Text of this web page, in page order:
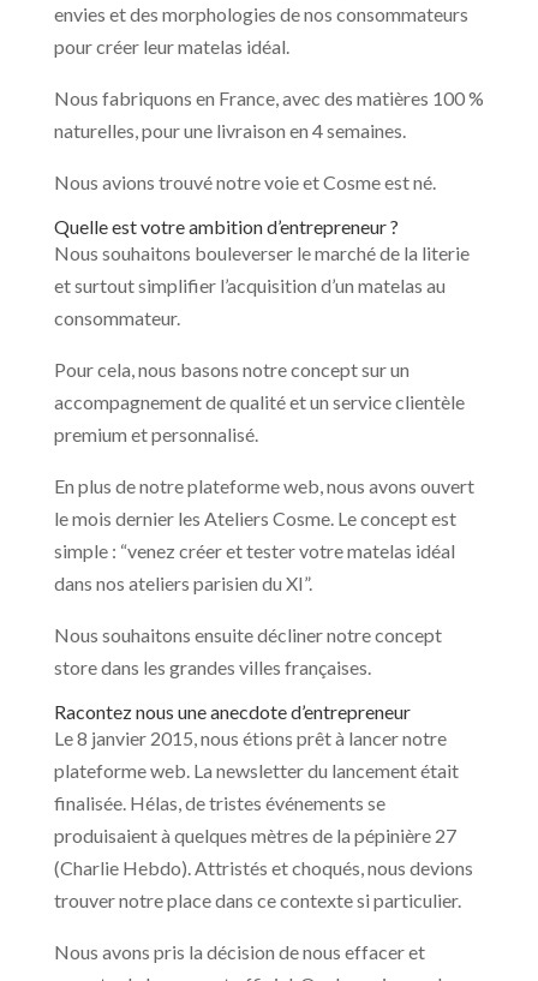
envies et des morphologies de nos consommateurs
pour créer leur matelas idéal.
Nous fabriquons en France, avec des matières 100 %
naturelles, pour une livraison en 4 semaines.
Nous avions trouvé notre voie et Cosme est né.
Quelle est votre ambition d’entrepreneur ?
Nous souhaitons bouleverser le marché de la literie
et surtout simplifier l’acquisition d’un matelas au
consommateur.
Pour cela, nous basons notre concept sur un
accompagnement de qualité et un service clientèle
premium et personnalisé.
En plus de notre plateforme web, nous avons ouvert
le mois dernier les Ateliers Cosme. Le concept est
simple : “venez créer et tester votre matelas idéal
dans nos ateliers parisien du XI”.
Nous souhaitons ensuite décliner notre concept
store dans les grandes villes françaises.
Racontez nous une anecdote d’entrepreneur
Le 8 janvier 2015, nous étions prêt à lancer notre
plateforme web. La newsletter du lancement était
finalisée. Hélas, de tristes événements se
produisaient à quelques mètres de la pépinière 27
(Charlie Hebdo). Attristés et choqués, nous devions
trouver notre place dans ce contexte si particulier.
Nous avons pris la décision de nous effacer et